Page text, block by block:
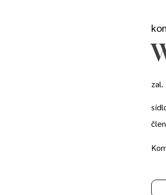
zal.